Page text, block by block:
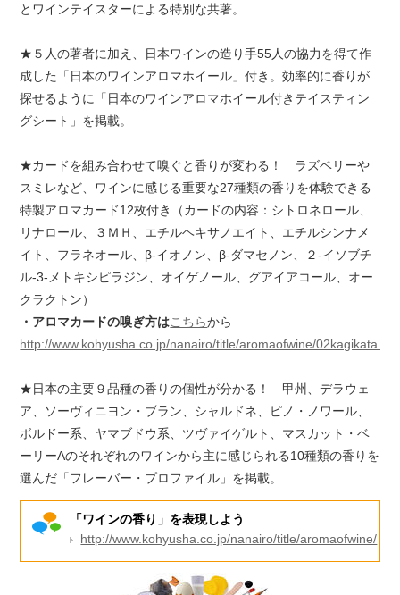
とワインテイスターによる特別な共著。
★５人の著者に加え、日本ワインの造り手55人の協力を得て作
成した「日本のワインアロマホイール」付き。効率的に香りが
探せるように「日本のワインアロマホイール付きテイスティン
グシート」を掲載。
★カードを組み合わせて嗅ぐと香りが変わる！ ラズベリーや
スミレなど、ワインに感じる重要な27種類の香りを体験できる
特製アロマカード12枚付き（カードの内容：シトロネロール、
リナロール、３ＭＨ、エチルヘキサノエイト、エチルシンナメ
イト、フラネオール、β-イオノン、β-ダマセノン、２-イソブチ
ル-3-メトキシピラジン、オイゲノール、グアイアコール、オー
クラクトン）
・アロマカードの嗅ぎ方はこちらから
http://www.kohyusha.co.jp/nanairo/title/aromaofwine/
★日本の主要９品種の香りの個性が分かる！ 甲州、デラウェ
ア、ソーヴィニヨン・ブラン、シャルドネ、ピノ・ノワール、
ボルドー系、ヤマブドウ系、ツヴァイゲルト、マスカット・ベ
ーリーAのそれぞれのワインから主に感じられる10種類の香りを
選んだ「フレーバー・プロファイル」を掲載。
「ワインの香り」を表現しよう
http://www.kohyusha.co.jp/nanairo/title/aromaofwine/